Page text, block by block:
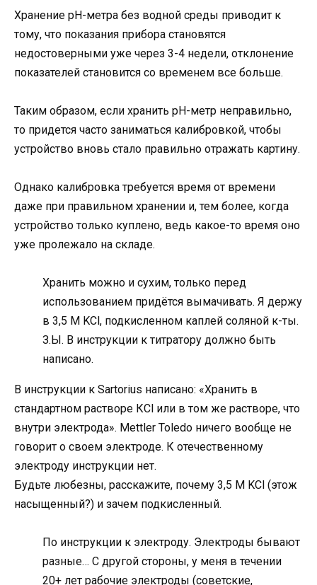
Хранение рН-метра без водной среды приводит к
тому, что показания прибора становятся
недостоверными уже через 3-4 недели, отклонение
показателей становится со временем все больше.
Таким образом, если хранить рН-метр неправильно,
то придется часто заниматься калибровкой, чтобы
устройство вновь стало правильно отражать картину.
Однако калибровка требуется время от времени
даже при правильном хранении и, тем более, когда
устройство только куплено, ведь какое-то время оно
уже пролежало на складе.
Хранить можно и сухим, только перед
использованием придётся вымачивать. Я держу
в 3,5 М KCl, подкисленном каплей соляной к-ты.
З.Ы. В инструкции к титратору должно быть
написано.
В инструкции к Sartorius написано: «Хранить в
стандартном растворе КCl или в том же растворе, что
внутри электрода». Mettler Toledo ничего вообще не
говорит о своем электроде. К отечественному
электроду инструкции нет.
Будьте любезны, расскажите, почему 3,5 М KCl (этож
насыщенный?) и зачем подкисленный.
По инструкции к электроду. Электроды бывают
разные… С другой стороны, у меня в течении
20+ лет рабочие электроды (советские,